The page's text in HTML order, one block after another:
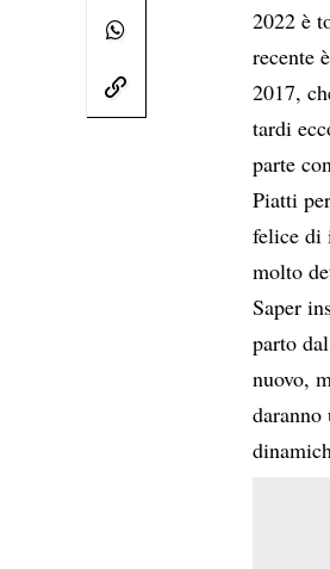
2022 è
recente
2017,
tardi
parte
Piatti
felice di
molto
Saper
parto
nuovo,
daranno